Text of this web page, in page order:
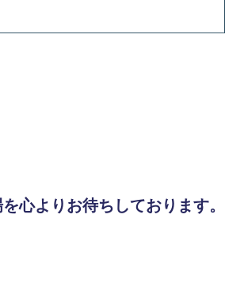
心よりお待ちしております。